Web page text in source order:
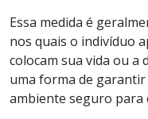
Essa medida é
nos quais o indivíduo
colocam sua vida ou a
uma forma de
ambiente seguro para